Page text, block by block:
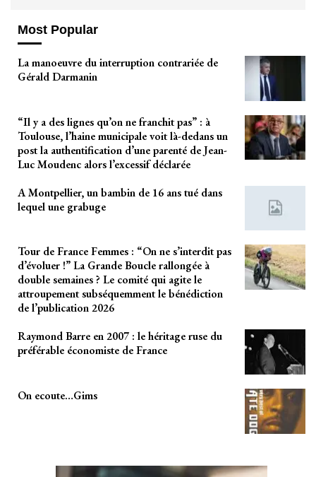
Most Popular
La manoeuvre du interruption contrariée de
Gérald Darmanin
“Il y a des lignes qu’on ne franchit pas” : à
Toulouse, l’haine municipale voit là-dedans un
post la authentification d’une parenté de Jean-
Luc Moudenc alors l’excessif déclarée
A Montpellier, un bambin de 16 ans tué dans
lequel une grabuge
Tour de France Femmes : “On ne s’interdit pas
d’évoluer !” La Grande Boucle rallongée à
double semaines ? Le comité qui agite le
attroupement subséquemment le bénédiction
de l’publication 2026
Raymond Barre en 2007 : le héritage ruse du
préférable économiste de France
On ecoute…Gims